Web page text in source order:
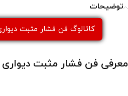
توضیحات
کاتالوگ فن فشار مثبت
معرفی فن فشار مثبت دیواری